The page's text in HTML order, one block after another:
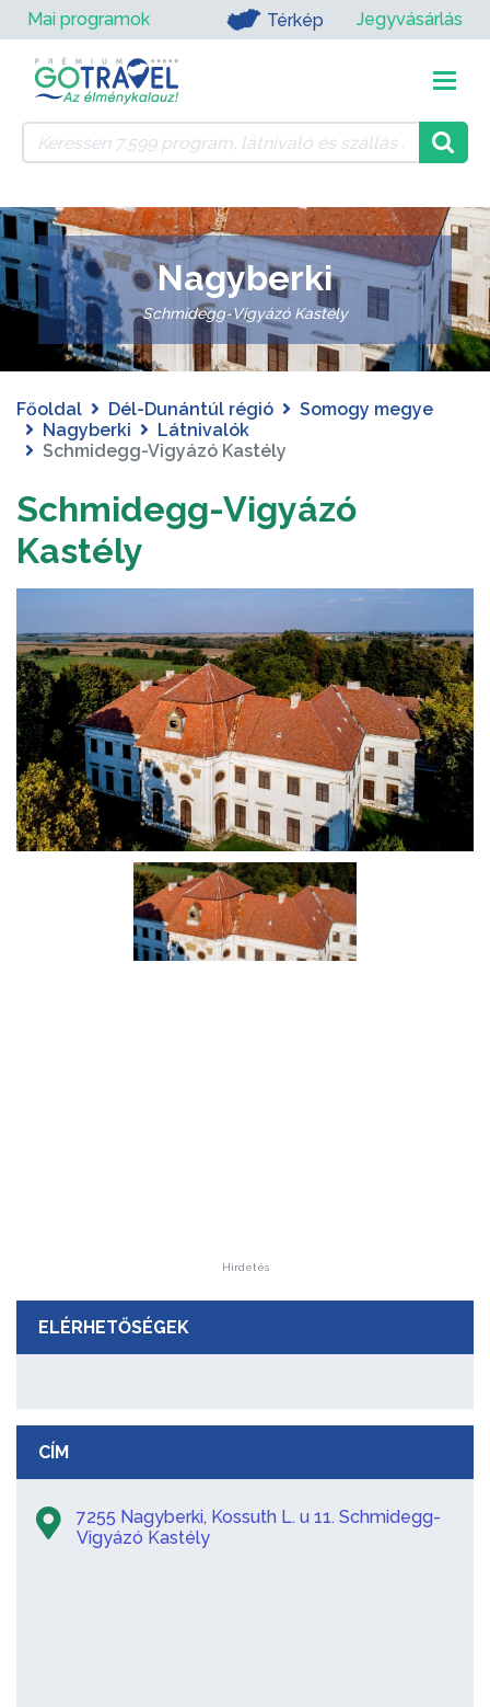
Mai programok Térkép Jegyvásárlás
Nagyberki
Schmidegg-Vigyázó Kastély
Főoldal Dél-Dunántúl régió
Somogy megye
Nagyberki
Látnivalók
Schmidegg-Vigyázó Kastély
Schmidegg-Vigyázó
Kastély
Hirdetés
ELÉRHETŐSÉGEK
CÍM
7255 Nagyberki, Kossuth L. u 11. Schmidegg-
Vigyázó Kastély